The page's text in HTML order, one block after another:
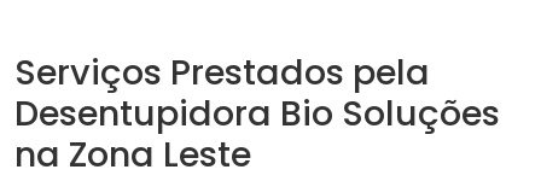
Serviços Prestados pela
Desentupidora Bio Soluções
na Zona Leste